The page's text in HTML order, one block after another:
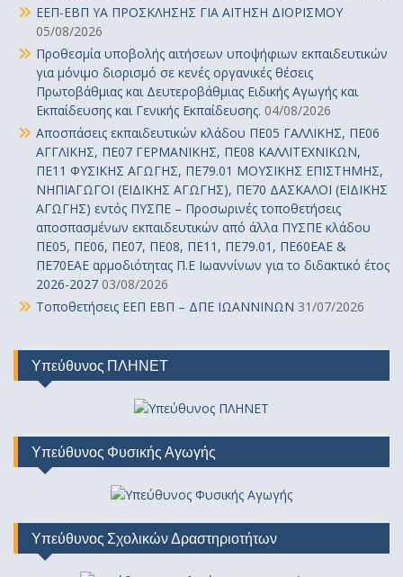
ΕΕΠ-ΕΒΠ ΥΑ ΠΡΟΣΚΛΗΣΗΣ ΓΙΑ ΑΙΤΗΣΗ ΔΙΟΡΙΣΜΟΥ
05/08/2026
Προθεσμία υποβολής αιτήσεων υποψήφιων εκπαιδευτικών
για μόνιμο διορισμό σε κενές οργανικές θέσεις
Πρωτοβάθμιας και Δευτεροβάθμιας Ειδικής Αγωγής και
Εκπαίδευσης και Γενικής Εκπαίδευσης. 04/08/2026
Αποσπάσεις εκπαιδευτικών κλάδου ΠΕ05 ΓΑΛΛΙΚΗΣ, ΠΕ06
ΑΓΓΛΙΚΗΣ, ΠΕ07 ΓΕΡΜΑΝΙΚΗΣ, ΠΕ08 ΚΑΛΛΙΤΕΧΝΙΚΩΝ,
ΠΕ11 ΦΥΣΙΚΗΣ ΑΓΩΓΗΣ, ΠΕ79.01 ΜΟΥΣΙΚΗΣ ΕΠΙΣΤΗΜΗΣ,
ΝΗΠΙΑΓΩΓΟΙ (ΕΙΔΙΚΗΣ ΑΓΩΓΗΣ), ΠΕ70 ΔΑΣΚΑΛΟΙ (ΕΙΔΙΚΗΣ
ΑΓΩΓΗΣ) εντός ΠΥΣΠΕ – Προσωρινές τοποθετήσεις
αποσπασμένων εκπαιδευτικών από άλλα ΠΥΣΠΕ κλάδου
ΠΕ05, ΠΕ06, ΠΕ07, ΠΕ08, ΠΕ11, ΠΕ79.01, ΠΕ60ΕΑΕ &
ΠΕ70ΕΑΕ αρμοδιότητας Π.Ε Ιωαννίνων για το διδακτικό έτος
2026-2027 03/08/2026
Τοποθετήσεις ΕΕΠ ΕΒΠ – ΔΠΕ ΙΩΑΝΝΙΝΩΝ 31/07/2026
Υπεύθυνος ΠΛΗΝΕΤ
Υπεύθυνος Φυσικής Αγωγής
Υπεύθυνος Σχολικών Δραστηριοτήτων